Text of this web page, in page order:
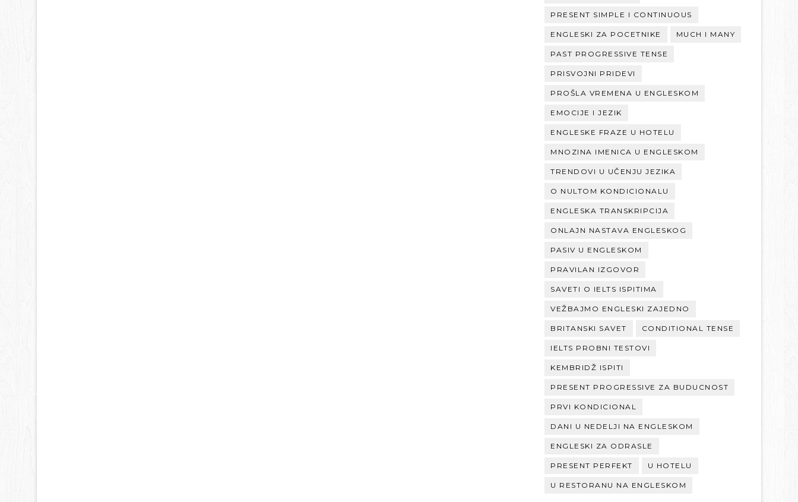
PRESENT SIMPLE I CONTINUOUS
ENGLESKI ZA POCETNIKE MUCH I MANY
PAST PROGRESSIVE TENSE
PRISVOJNI PRIDEVI
PROŠLA VREMENA U ENGLESKOM
EMOCIJE I JEZIK
ENGLESKE FRAZE U HOTELU
MNOZINA IMENICA U ENGLESKOM
TRENDOVI U UČENJU JEZIKA
O NULTOM KONDICIONALU
ENGLESKA TRANSKRIPCIJA
ONLAJN NASTAVA ENGLESKOG
PASIV U ENGLESKOM
PRAVILAN IZGOVOR
SAVETI O IELTS ISPITIMA
VEŽBAJMO ENGLESKI ZAJEDNO
BRITANSKI SAVET CONDITIONAL TENSE
IELTS PROBNI TESTOVI
KEMBRIDŽ ISPITI
PRESENT PROGRESSIVE ZA BUDUCNOST
PRVI KONDICIONAL
DANI U NEDELJI NA ENGLESKOM
ENGLESKI ZA ODRASLE
PRESENT PERFEKT U HOTELU
U RESTORANU NA ENGLESKOM